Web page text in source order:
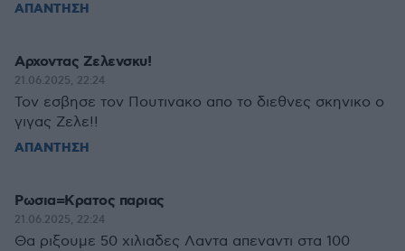
ΑΠΑΝΤΗΣΗ
Αρχοντας Ζελενσκυ!
21.06.2025, 22:24
Τον εσβησε τον Πουτινακο απο το διεθνες σκηνικο ο
γιγας Ζελε!!
ΑΠΑΝΤΗΣΗ
Ρωσια=Κρατος παριας
21.06.2025, 22:24
Θα ριξουμε 50 χιλιαδες Λαντα απεναντι στα 100